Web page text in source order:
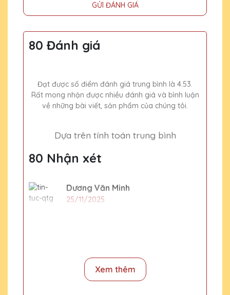
GỬI ĐÁNH GIÁ
80 Đánh giá
Đạt được số điểm đánh giá trung bình là 4.53.
Rất mong nhận được nhiều đánh giá và bình luận
về những bài viết, sản phẩm của chúng tôi.
Dựa trên tính toán trung bình
80 Nhận xét
Dương Văn Minh
25/11/2025
CSKH Pha Lê Hà Nội
2020-01-01
Xem thêm